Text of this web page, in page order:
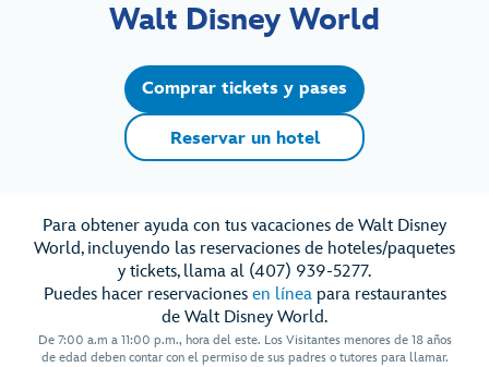
Walt Disney World
Comprar tickets y pases
Reservar un hotel
Para obtener ayuda con tus vacaciones de Walt Disney
World, incluyendo las reservaciones de hoteles/paquetes
y tickets, llama al (407) 939-5277.
Puedes hacer reservaciones en líneapara restaurantes
de Walt Disney World.
De 7:00 a.m a 11:00 p.m., hora del este. Los Visitantes menores de 18 años
de edad deben contar con el permiso de sus padres o tutores para llamar.